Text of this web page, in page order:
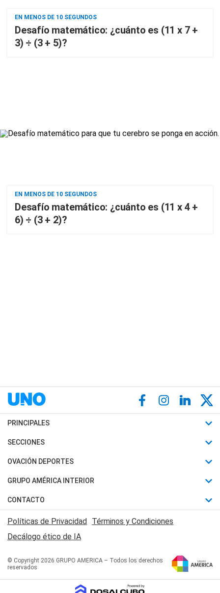
EN MENOS DE 10 SEGUNDOS
Desafío matemático: ¿cuánto es (11 x 7 +
3) ÷ (3 + 5)?
EN MENOS DE 10 SEGUNDOS
Desafío matemático: ¿cuánto es (11 x 4 +
6) ÷ (3 + 2)?
PRINCIPALES
Últimas Noticias
Política
Judiciales
Economia
SECCIONES
Horóscopo
Motores
Trucos caseros
Series y Películas
Edictos y Solicitadas
OVACIÓN DEPORTES
Fútbol
Mundial
Automovilismo
Rugby
Básquet
GRUPO AMÉRICA INTERIOR
Canal 7 en Vivo
San Juan 8
CONTACTO
Acerca de Nosotros
Contactanos
Políticas de Privacidad Términos y Condiciones
Decálogo ético de IA
© Copyright 2026 GRUPO AMERICA – Todos los derechos
reservados